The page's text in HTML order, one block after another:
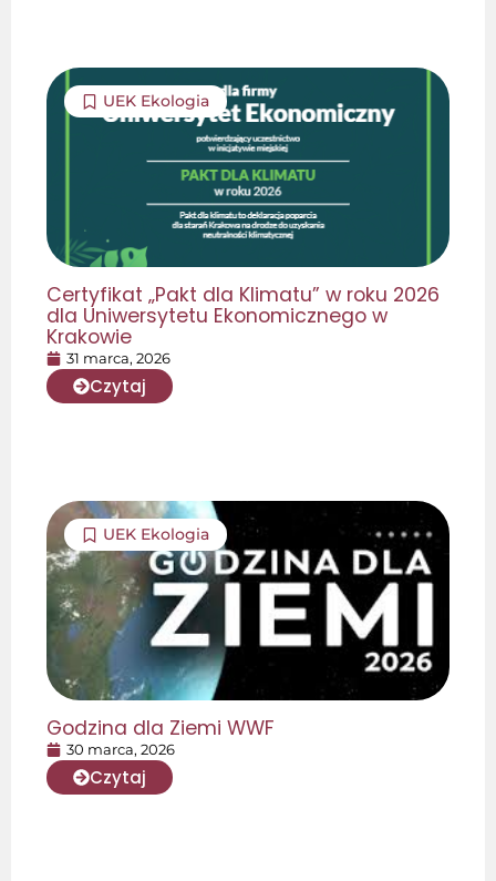
UEK Ekologia
Certyfikat „Pakt dla Klimatu” w roku 2026
dla Uniwersytetu Ekonomicznego w
Krakowie
31 marca, 2026
Czytaj
UEK Ekologia
Godzina dla Ziemi WWF
30 marca, 2026
Czytaj